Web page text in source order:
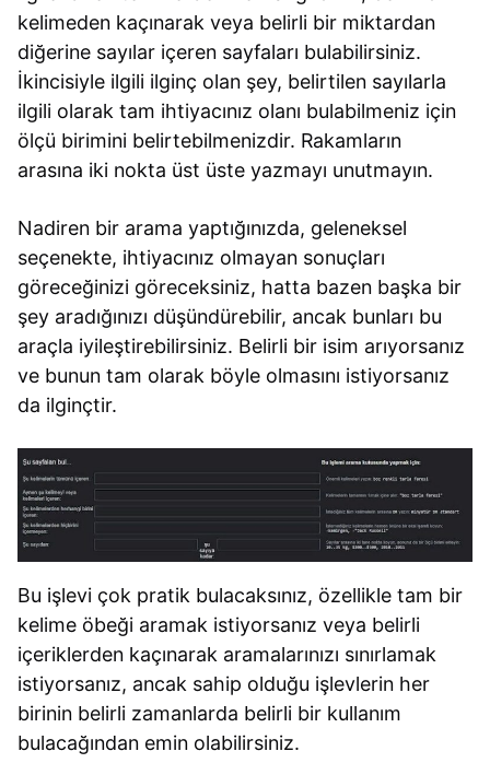
kelimeden kaçınarak veya belirli bir miktardan
diğerine sayılar içeren sayfaları bulabilirsiniz.
İkincisiyle ilgili ilginç olan şey, belirtilen sayılarla
ilgili olarak tam ihtiyacınız olanı bulabilmeniz için
ölçü birimini belirtebilmenizdir. Rakamların
arasına iki nokta üst üste yazmayı unutmayın.
Nadiren bir arama yaptığınızda, geleneksel
seçenekte, ihtiyacınız olmayan sonuçları
göreceğinizi göreceksiniz, hatta bazen başka bir
şey aradığınızı düşündürebilir, ancak bunları bu
araçla iyileştirebilirsiniz. Belirli bir isim arıyorsanız
ve bunun tam olarak böyle olmasını istiyorsanız
da ilginçtir.
Bu işlevi çok pratik bulacaksınız, özellikle tam bir
kelime öbeği aramak istiyorsanız veya belirli
içeriklerden kaçınarak aramalarınızı sınırlamak
istiyorsanız, ancak sahip olduğu işlevlerin her
birinin belirli zamanlarda belirli bir kullanım
bulacağından emin olabilirsiniz.